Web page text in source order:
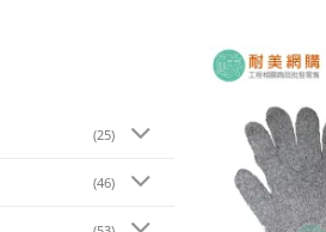
(25)
(46)